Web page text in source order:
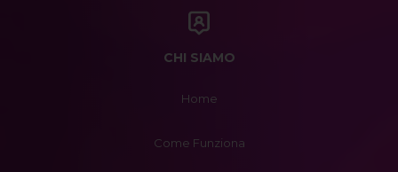
CHI SIAMO
Home
Come Funziona